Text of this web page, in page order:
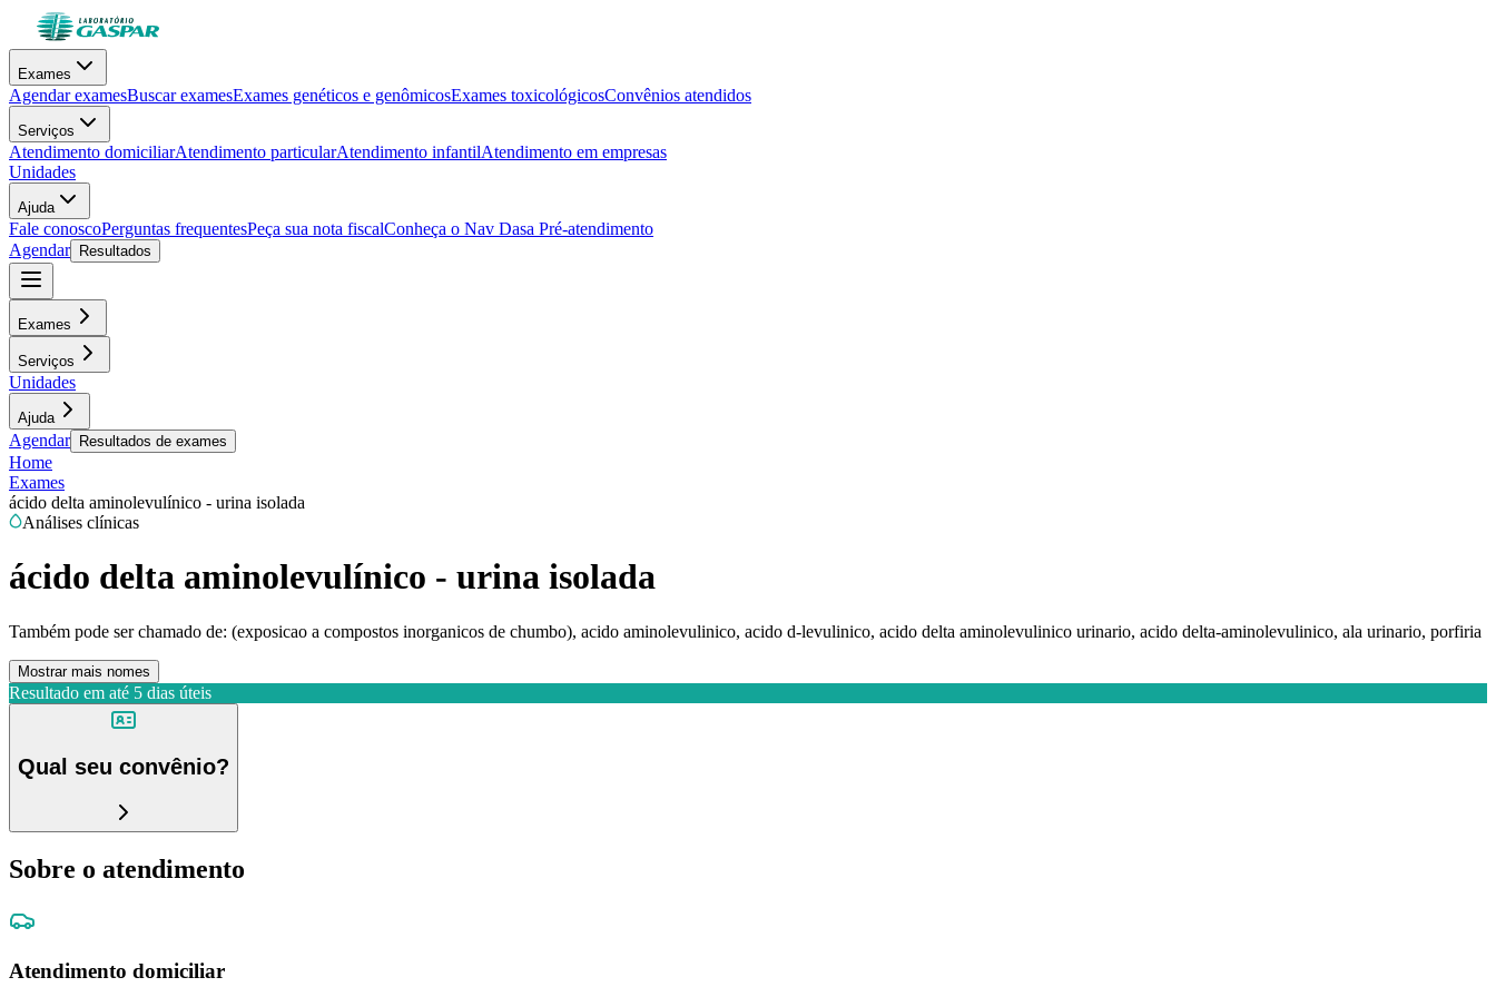
Exames
Agendar examesBuscar examesExames genéticos e genômicosExames toxicológicosConvênios atendidos
Serviços
Atendimento domiciliarAtendimento particularAtendimento infantilAtendimento em empresas
Unidades
Ajuda
Fale conoscoPerguntas frequentesPeça sua nota fiscalConheça o Nav Dasa Pré-atendimento
Agendar
Resultados
Exames
Serviços
Unidades
Ajuda
Agendar Resultados de exames
Home
Exames
ácido delta aminolevulínico - urina isolada
Análises clínicas
ácido delta aminolevulínico - urina isolada
Também pode ser chamado de: (exposicao a compostos inorganicos de chumbo), acido aminolevulinico, acido d-levulinico, acido delta aminolevulinico urinario, acido delta-aminolevulinico, ala urinario, porfiria
Mostrar mais nomes
Resultado em até 5 dias úteis
Qual seu convênio?
Sobre o atendimento
Atendimento domiciliar